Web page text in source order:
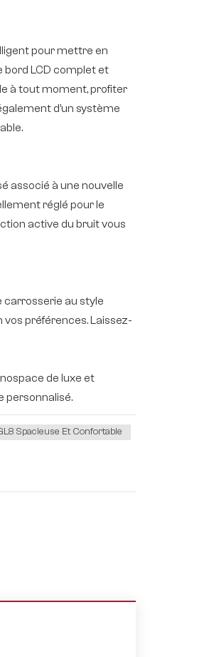
pour mettre en
bord LCD complet et
à tout moment, profiter
d’un système
associé à une nouvelle
réglé pour le
active du bruit vous
carrosserie au style
préférences. Laissez-
de luxe et
personnalisé.
Spacieuse Et Confortable